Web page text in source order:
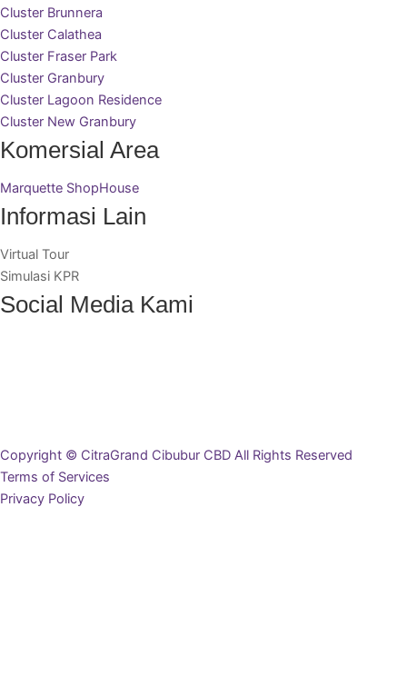
Cluster Brunnera
Cluster Calathea
Cluster Fraser Park
Cluster Granbury
Cluster Lagoon Residence
Cluster New Granbury
Komersial Area
Marquette ShopHouse
Informasi Lain
Virtual Tour
Simulasi KPR
Social Media Kami
Copyright © CitraGrand Cibubur CBD All Rights Reserved
Terms of Services
Privacy Policy